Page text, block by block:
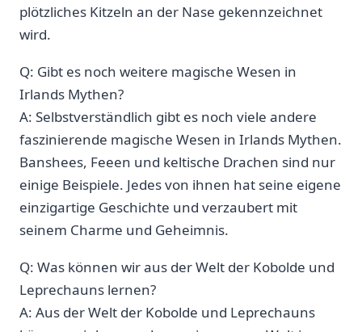
plötzliches⁤ Kitzeln an der Nase gekennzeichnet
wird.
Q: Gibt​ es noch weitere magische Wesen ‌in
Irlands ‌Mythen?
A: Selbstverständlich gibt⁤ es noch viele andere
faszinierende ⁤magische Wesen in Irlands Mythen.
Banshees, Feeen und keltische Drachen sind nur⁣
einige Beispiele. Jedes von ihnen hat ⁤seine eigene
einzigartige Geschichte⁤ und verzaubert mit
seinem Charme und Geheimnis.
Q: Was können wir ‌aus der Welt der Kobolde und​
Leprechauns lernen?
A: ​Aus der Welt⁢ der ⁤Kobolde und Leprechauns